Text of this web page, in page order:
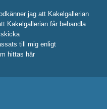
jag att Kakelgallerian
Kakelgallerian får behandla
till mig enligt
hittas här